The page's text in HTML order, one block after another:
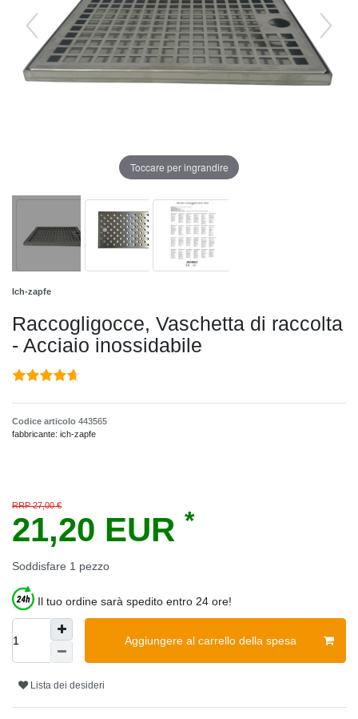
Toccare per ingrandire
Ich-zapfe
Raccogligocce, Vaschetta di raccolta
- Acciaio inossidabile
Codice articolo 443565
fabbricante: ich-zapfe
RRP 27,00 €
21,20 EUR *
Soddisfare 1 pezzo
Il tuo ordine sarà spedito entro 24 ore!
Aggiungere al carrello della spesa
Lista dei desideri